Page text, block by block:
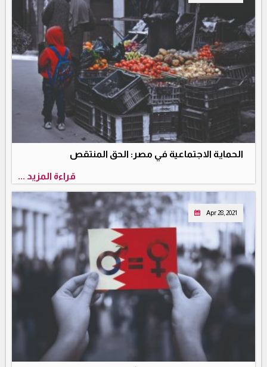
الحماية الاجتماعية في مصر: الحق المنتقص
قراءة المزيد ...
Apr 28, 2021